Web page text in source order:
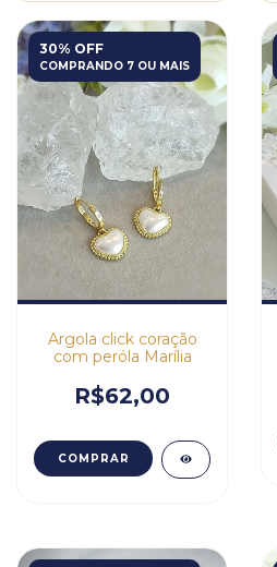
30% OFF
COMPRANDO 7 OU MAIS
Argola click coração
com peróla Marília
R$62,00
COMPRAR